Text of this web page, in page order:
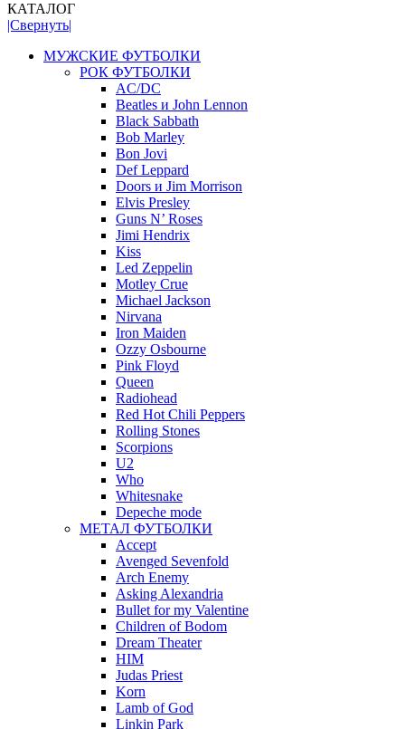
КАТАЛОГ
|Свернуть|
МУЖСКИЕ ФУТБОЛКИ
РОК ФУТБОЛКИ
AC/DC
Beatles и John Lennon
Black Sabbath
Bob Marley
Bon Jovi
Def Leppard
Doors и Jim Morrison
Elvis Presley
Guns N’ Roses
Jimi Hendrix
Kiss
Led Zeppelin
Motley Crue
Michael Jackson
Nirvana
Iron Maiden
Ozzy Osbourne
Pink Floyd
Queen
Radiohead
Red Hot Chili Peppers
Rolling Stones
Scorpions
U2
Who
Whitesnake
Depeche mode
МЕТАЛ ФУТБОЛКИ
Accept
Avenged Sevenfold
Arch Enemy
Asking Alexandria
Bullet for my Valentine
Children of Bodom
Dream Theater
HIM
Judas Priest
Korn
Lamb of God
Linkin Park